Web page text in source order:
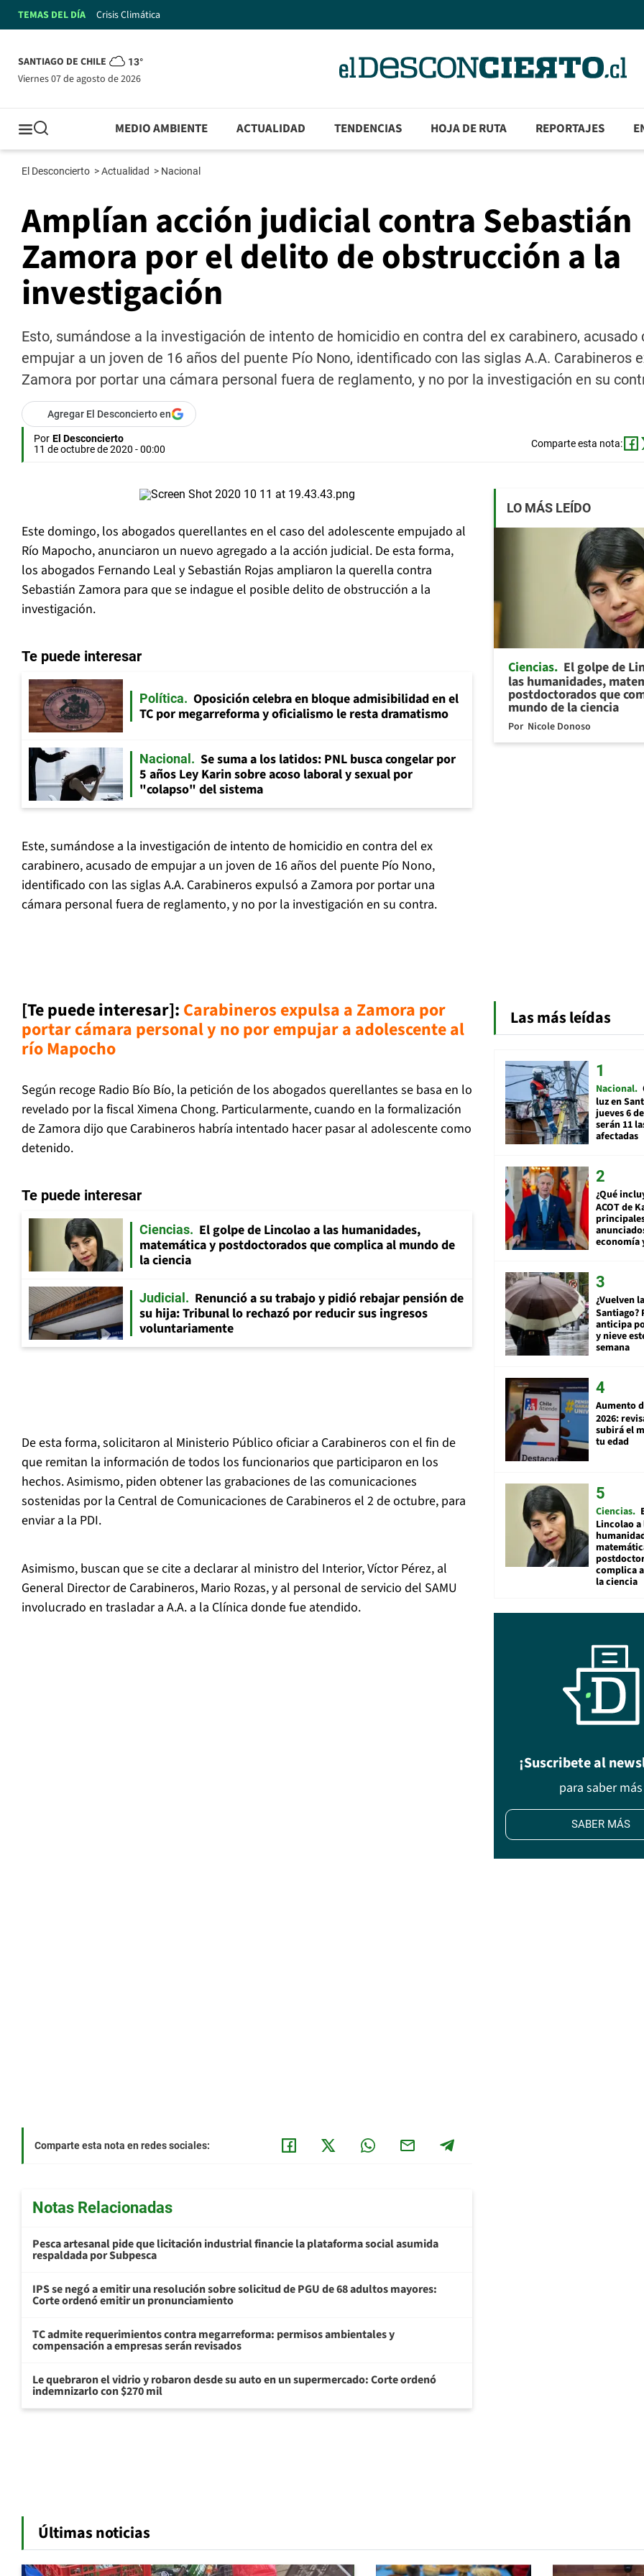
TEMAS DEL DÍA Crisis Climática
SANTIAGO DE CHILE 13°
viernes 07 de agosto de 2026
MEDIO AMBIENTE ACTUALIDAD TENDENCIAS HOJA DE RUTA REPORTAJES
El Desconcierto >Actualidad > Nacional
Amplían acción judicial contra Sebastián
Zamora por el delito de obstrucción a la
investigación
Esto, sumándose a la investigación de intento de homicidio en contra del ex carabinero, acusado
empujar a un joven de 16 años del puente Pío Nono, identificado con las siglas A.A. Carabineros
Zamora por portar una cámara personal fuera de reglamento, y no por la investigación en su
Agregar El Desconcierto en
Por El Desconcierto
11 de octubre de 2020 - 00:00
Comparte esta nota:
Este domingo, los abogados querellantes en el caso del adolescente empujado al
Río Mapocho, anunciaron un nuevo agregado a la acción judicial. De esta forma,
los abogados Fernando Leal y Sebastián Rojas ampliaron la querella contra
Sebastián Zamora para que se indague el posible delito de obstrucción a la
investigación.
Te puede interesar
Política
Oposición celebra en bloque admisibilidad en el
TC por megarreforma y oficialismo le resta dramatismo
Nacional
Se suma a los latidos: PNL busca congelar por
5 años Ley Karin sobre acoso laboral y sexual por
"colapso" del sistema
Este, sumándose a la investigación de intento de homicidio en contra del ex
carabinero, acusado de empujar a un joven de 16 años del puente Pío Nono,
identificado con las siglas A.A. Carabineros expulsó a Zamora por portar una
cámara personal fuera de reglamento, y no por la investigación en su contra.
[Te puede interesar]: Carabineros expulsa a Zamora por
portar cámara personal y no por empujar a adolescente al
río Mapocho
Según recoge Radio Bío Bío, la petición de los abogados querellantes se basa en lo
revelado por la fiscal Ximena Chong. Particularmente, cuando en la formalización
de Zamora dijo que Carabineros habría intentado hacer pasar al adolescente como
detenido.
Te puede interesar
Ciencias
El golpe de Lincolao a las humanidades,
matemática y postdoctorados que complica al mundo de
la ciencia
Judicial
Renunció a su trabajo y pidió rebajar pensión de
su hija: Tribunal lo rechazó por reducir sus ingresos
voluntariamente
De esta forma, solicitaron al Ministerio Público oficiar a Carabineros con el fin de
que remitan la información de todos los funcionarios que participaron en los
hechos. Asimismo, piden obtener las grabaciones de las comunicaciones
sostenidas por la Central de Comunicaciones de Carabineros el 2 de octubre, para
enviar a la PDI.
Asimismo, buscan que se cite a declarar al ministro del Interior, Víctor Pérez, al
General Director de Carabineros, Mario Rozas, y al personal de servicio del SAMU
involucrado en trasladar a A.A. a la Clínica donde fue atendido.
Comparte esta nota en redes sociales:
Notas Relacionadas
Pesca artesanal pide que licitación industrial financie la plataforma social asumida
respaldada por Subpesca
IPS se negó a emitir una resolución sobre solicitud de PGU de 68 adultos mayores:
Corte ordenó emitir un pronunciamiento
TC admite requerimientos contra megarreforma: permisos ambientales y
compensación a empresas serán revisados
Le quebraron el vidrio y robaron desde su auto en un supermercado: Corte ordenó
indemnizarlo con $270 mil
LO MÁS LEÍDO
Ciencias El golpe de
las humanidades,
postdoctorados que
mundo de la ciencia
Por Nicole Donoso
Las más leídas
Nacional
luz en
jueves 6
serán 11
afectadas
¿Qué
ACOT de
economía
¿Vuelven
Santiago?
anticipa
y nieve
semana
Aumento
2026:
subirá el
tu edad
Ciencias
Lincolao a
complica
la ciencia
¡Suscribete al
para saber más
SABER MÁS
Últimas noticias